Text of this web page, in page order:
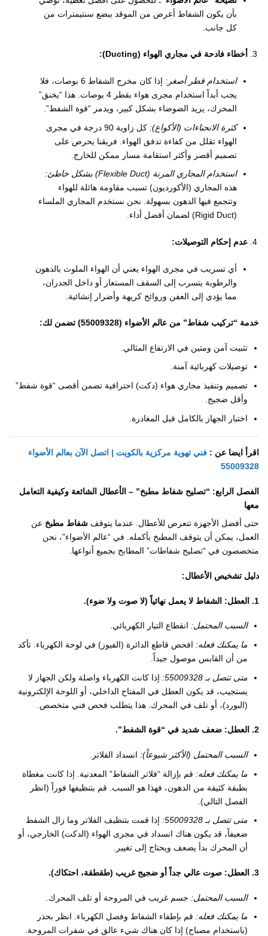
بأن يكون الشفاط أعرض من الموقد ببضع سنتيمترات من
كل جانب.
أخطاء فادحة في مجاري الهواء (Ducting):
استخدام قطر أصغر:
إذا كان مخرج الشفاط 6 بوصات، فلا
يجب أبداً استخدام مجرى هواء بقطر 4 بوصات. هذا “يخنق”
المحرك، يزيد الضوضاء بشكل كبير، ويدمر “قوة الشفط”.
كثرة الانحناءات (الأكواع):
كل زاوية 90 درجة في مجرى
الهواء تقلل من كفاءة تدفق الهواء. فريقنا يحرص على
تصميم أقصر وأكثر استقامة مسار ممكن للخارج.
استخدام المجاري المرنة (Flexible Duct) بشكل خاطئ:
هذه المجاري (الأكورديون) تسبب مقاومة هائلة للهواء
وتتجمع فيها الدهون بسهولة. نحن نستخدم المجاري الملساء
(Rigid Duct) لضمان أفضل أداء.
عدم إحكام التوصيلات:
أي تسريب في مجرى الهواء يعني أن الهواء الملوث بالدهون
والرطوبة يتسرب إلى السقف المستعار أو داخل الجدران،
مما يؤدي إلى العفن وروائح كريهة وأضرار إنشائية.
خدمة “تركيب شفاط” من عالم الأضواء (55009328) تضمن لك:
تثبيت آمن ومتين في الارتفاع المثالي.
توصيلات كهربائية آمنة.
تصميم وتنفيذ مجاري هواء (دكت) احترافية تضمن أقصى “قوة شفط”
وأقل ضجيج.
اختبار الجهاز بالكامل قبل المغادرة.
اقرأ ايضا عن : فني تهوية مركزية بالكويت | اتصل الآن بعالم الأضواء
55009328
الفصل الرابع: “تصليح شفاط مطبخ” – الأعطال الشائعة وكيفية التعامل
معها
حتى أفضل الأجهزة تتعرض للأعطال. عندما يتوقف شفاط مطبخ عن
العمل، يمكن أن يتوقف المطبخ بأكمله. في “عالم الأضواء”، نحن
متخصصون في “تصليح شفاطات” المطابخ بجميع أنواعها.
دليل تشخيص الأعطال:
1. العطل: الشفاط لا يعمل نهائياً (لا صوت ولا ضوء).
السبب المحتمل:انقطاع التيار الكهربائي.
ما يمكنك فعله: افحص قاطع الدائرة (الفيوز) في لوحة الكهرباء. تأكد
من أن القابس موصول جيداً.
متى تتصل بـ 55009328:
إذا كانت الكهرباء واصلة ولكن الجهاز لا
يستجيب، قد يكون العطل في المفتاح الداخلي، أو اللوحة الإلكترونية
(البورد)، أو تلف في المحرك. هذا يتطلب فحص فني متخصص.
2. العطل: ضعف شديد في “قوة الشفط”.
السبب المحتمل (الأكثر شيوعاً): انسداد الفلاتر.
ما يمكنك فعله: قم بإزالة “فلاتر الشفاط” المعدنية. إذا كانت مغطاة
بطبقة كثيفة من الدهون، فهذا هو السبب. قم بتنظيفها فوراً (انظر
الفصل التالي).
متى تتصل بـ 55009328:
إذا قمت بتنظيف الفلاتر وما زال الشفط
ضعيفاً، قد يكون هناك انسداد في مجرى الهواء (الدكت) الخارجي، أو
أن المحرك بدأ يضعف ويحتاج إلى تغيير.
3. العطل: صوت عالي جداً أو ضجيج غريب (طقطقة، احتكاك).
السبب المحتمل: جسم غريب في المروحة أو تلف المحرك.
ما يمكنك فعله:قم بإطفاء الشفاط وفصل الكهرباء. انظر بحذر
(باستخدام مصباح) إذا كان هناك شيء عالق في شفرات المروحة.